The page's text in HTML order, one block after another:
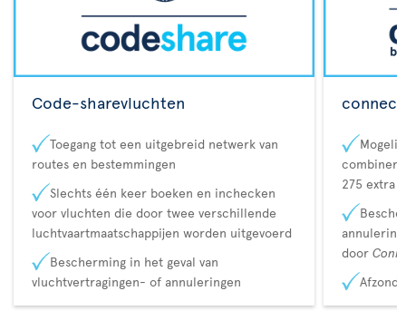
Code-sharevluchten
Toegang tot een uitgebreid netwerk van
routes en bestemmingen
Slechts één keer boeken en inchecken
voor vluchten die door twee verschillende
luchtvaartmaatschappijen worden uitgevoerd
Bescherming in het geval van
vluchtvertragingen- of annuleringen
275 extra
door